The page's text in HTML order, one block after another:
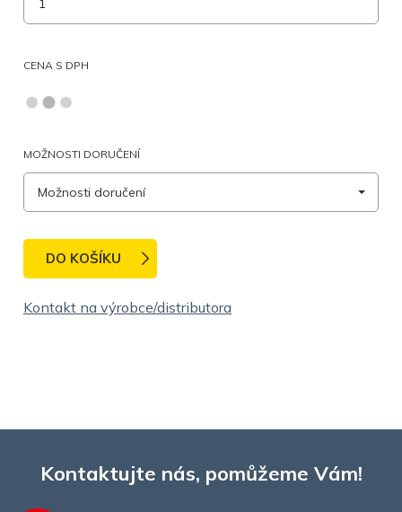
CENA S DPH
MOŽNOSTI DORUČENÍ
Možnosti doručení
DO KOŠÍKU
Kontakt na výrobce/distributora
Kontaktujte nás, pomůžeme Vám!